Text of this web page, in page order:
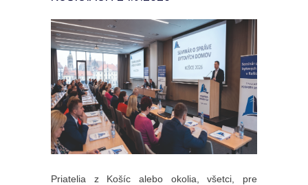
Priatelia z Košíc alebo okolia, všetci, pre